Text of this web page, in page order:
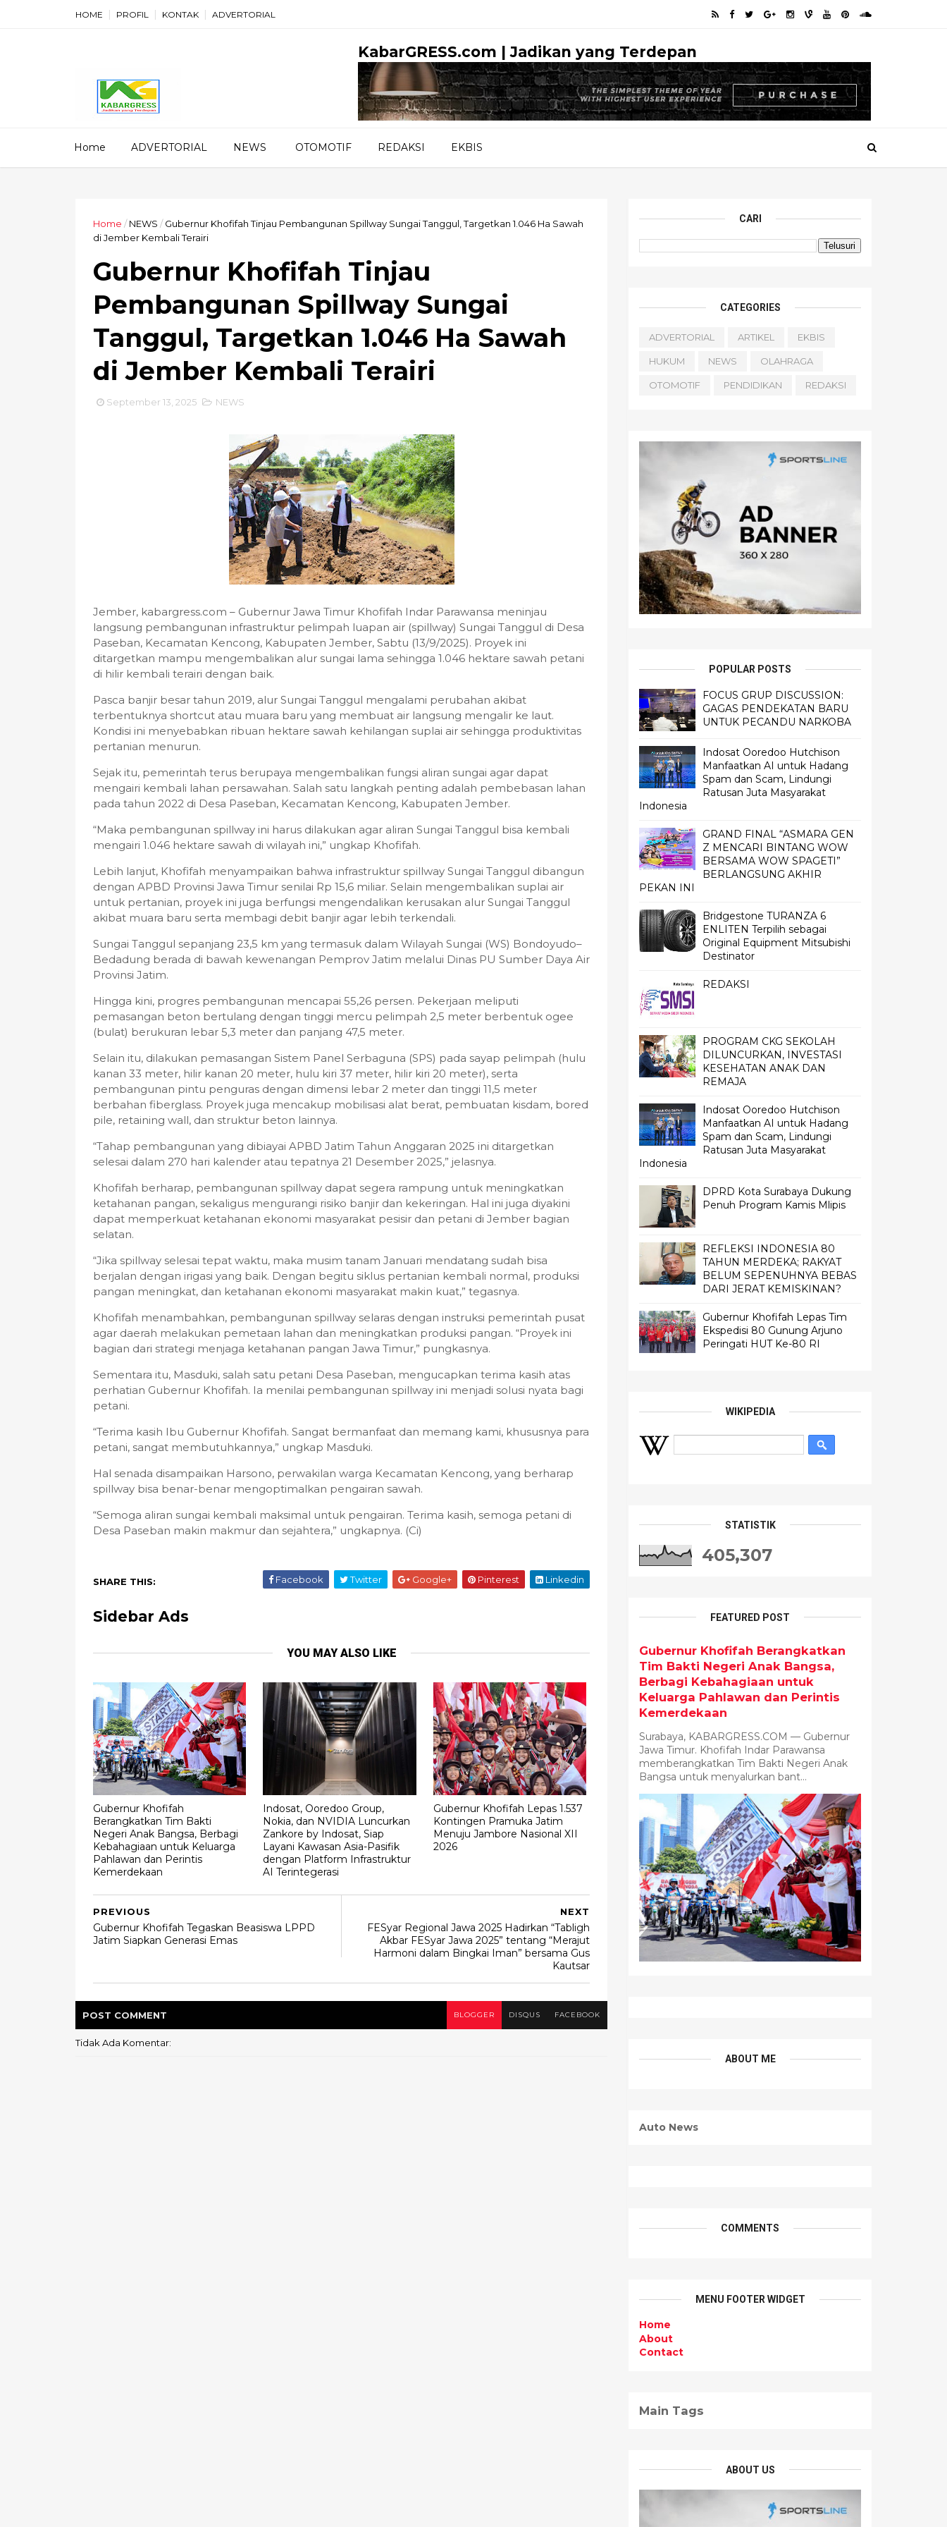
HOME PROFIL KONTAK ADVERTORIAL
KabarGRESS.com | Jadikan yang Terdepan
Home ADVERTORIAL NEWS OTOMOTIF REDAKSI EKBIS
Home / NEWS / Gubernur Khofifah Tinjau Pembangunan Spillway Sungai Tanggul, Targetkan 1.046 Ha Sawah
di Jember Kembali Terairi
Gubernur Khofifah Tinjau
Pembangunan Spillway Sungai
Tanggul, Targetkan 1.046 Ha Sawah
di Jember Kembali Terairi
September 13, 2025 NEWS
Jember, kabargress.com – Gubernur Jawa Timur Khofifah Indar Parawansa meninjau
langsung pembangunan infrastruktur pelimpah luapan air (spillway) Sungai Tanggul di Desa
Paseban, Kecamatan Kencong, Kabupaten Jember, Sabtu (13/9/2025). Proyek ini
ditargetkan mampu mengembalikan alur sungai lama sehingga 1.046 hektare sawah petani
di hilir kembali terairi dengan baik.
Pasca banjir besar tahun 2019, alur Sungai Tanggul mengalami perubahan akibat
terbentuknya shortcut atau muara baru yang membuat air langsung mengalir ke laut.
Kondisi ini menyebabkan ribuan hektare sawah kehilangan suplai air sehingga produktivitas
pertanian menurun.
Sejak itu, pemerintah terus berupaya mengembalikan fungsi aliran sungai agar dapat
mengairi kembali lahan persawahan. Salah satu langkah penting adalah pembebasan lahan
pada tahun 2022 di Desa Paseban, Kecamatan Kencong, Kabupaten Jember.
“Maka pembangunan spillway ini harus dilakukan agar aliran Sungai Tanggul bisa kembali
mengairi 1.046 hektare sawah di wilayah ini,” ungkap Khofifah.
Lebih lanjut, Khofifah menyampaikan bahwa infrastruktur spillway Sungai Tanggul dibangun
dengan APBD Provinsi Jawa Timur senilai Rp 15,6 miliar. Selain mengembalikan suplai air
untuk pertanian, proyek ini juga berfungsi mengendalikan kerusakan alur Sungai Tanggul
akibat muara baru serta membagi debit banjir agar lebih terkendali.
Sungai Tanggul sepanjang 23,5 km yang termasuk dalam Wilayah Sungai (WS) Bondoyudo–
Bedadung berada di bawah kewenangan Pemprov Jatim melalui Dinas PU Sumber Daya Air
Provinsi Jatim.
Hingga kini, progres pembangunan mencapai 55,26 persen. Pekerjaan meliputi
pemasangan beton bertulang dengan tinggi mercu pelimpah 2,5 meter berbentuk ogee
(bulat) berukuran lebar 5,3 meter dan panjang 47,5 meter.
Selain itu, dilakukan pemasangan Sistem Panel Serbaguna (SPS) pada sayap pelimpah (hulu
kanan 33 meter, hilir kanan 20 meter, hulu kiri 37 meter, hilir kiri 20 meter), serta
pembangunan pintu penguras dengan dimensi lebar 2 meter dan tinggi 11,5 meter
berbahan fiberglass. Proyek juga mencakup mobilisasi alat berat, pembuatan kisdam, bored
pile, retaining wall, dan struktur beton lainnya.
“Tahap pembangunan yang dibiayai APBD Jatim Tahun Anggaran 2025 ini ditargetkan
selesai dalam 270 hari kalender atau tepatnya 21 Desember 2025,” jelasnya.
Khofifah berharap, pembangunan spillway dapat segera rampung untuk meningkatkan
ketahanan pangan, sekaligus mengurangi risiko banjir dan kekeringan. Hal ini juga diyakini
dapat memperkuat ketahanan ekonomi masyarakat pesisir dan petani di Jember bagian
selatan.
“Jika spillway selesai tepat waktu, maka musim tanam Januari mendatang sudah bisa
berjalan dengan irigasi yang baik. Dengan begitu siklus pertanian kembali normal, produksi
pangan meningkat, dan ketahanan ekonomi masyarakat makin kuat,” tegasnya.
Khofifah menambahkan, pembangunan spillway selaras dengan instruksi pemerintah pusat
agar daerah melakukan pemetaan lahan dan meningkatkan produksi pangan. “Proyek ini
bagian dari strategi menjaga ketahanan pangan Jawa Timur,” pungkasnya.
Sementara itu, Masduki, salah satu petani Desa Paseban, mengucapkan terima kasih atas
perhatian Gubernur Khofifah. Ia menilai pembangunan spillway ini menjadi solusi nyata bagi
petani.
“Terima kasih Ibu Gubernur Khofifah. Sangat bermanfaat dan memang kami, khususnya para
petani, sangat membutuhkannya,” ungkap Masduki.
Hal senada disampaikan Harsono, perwakilan warga Kecamatan Kencong, yang berharap
spillway bisa benar-benar mengoptimalkan pengairan sawah.
“Semoga aliran sungai kembali maksimal untuk pengairan. Terima kasih, semoga petani di
Desa Paseban makin makmur dan sejahtera,” ungkapnya. (Ci)
SHARE THIS: Facebook Twitter Google+ Pinterest Linkedin
Sidebar Ads
YOU MAY ALSO LIKE
Gubernur Khofifah
Berangkatkan Tim Bakti
Negeri Anak Bangsa, Berbagi
Kebahagiaan untuk Keluarga
Pahlawan dan Perintis
Kemerdekaan
Indosat, Ooredoo Group,
Nokia, dan NVIDIA Luncurkan
Zankore by Indosat, Siap
Layani Kawasan Asia-Pasifik
dengan Platform Infrastruktur
AI Terintegerasi
Gubernur Khofifah Lepas 1.537
Kontingen Pramuka Jatim
Menuju Jambore Nasional XII
2026
NEXT
FESyar Regional Jawa 2025 Hadirkan “Tabligh
Akbar FESyar Jawa 2025” tentang “Merajut
Harmoni dalam Bingkai Iman” bersama Gus
Kautsar
PREVIOUS
Gubernur Khofifah Tegaskan Beasiswa LPPD
Jatim Siapkan Generasi Emas
POST COMMENT BLOGGER DISQUS FACEBOOK
Tidak Ada Komentar:
CARI
CATEGORIES
ADVERTORIAL ARTIKEL EKBIS
HUKUM NEWS OLAHRAGA
OTOMOTIF PENDIDIKAN REDAKSI
POPULAR POSTS
FOCUS GRUP DISCUSSION:
GAGAS PENDEKATAN BARU
UNTUK PECANDU NARKOBA
Indosat Ooredoo Hutchison
Manfaatkan AI untuk Hadang
Spam dan Scam, Lindungi
Ratusan Juta Masyarakat
Indonesia
GRAND FINAL “ASMARA GEN
Z MENCARI BINTANG WOW
BERSAMA WOW SPAGETI”
BERLANGSUNG AKHIR
PEKAN INI
Bridgestone TURANZA 6
ENLITEN Terpilih sebagai
Original Equipment Mitsubishi
Destinator
REDAKSI
PROGRAM CKG SEKOLAH
DILUNCURKAN, INVESTASI
KESEHATAN ANAK DAN
REMAJA
Indosat Ooredoo Hutchison
Manfaatkan AI untuk Hadang
Spam dan Scam, Lindungi
Ratusan Juta Masyarakat
Indonesia
DPRD Kota Surabaya Dukung
Penuh Program Kamis Mlipis
REFLEKSI INDONESIA 80
TAHUN MERDEKA; RAKYAT
BELUM SEPENUHNYA BEBAS
DARI JERAT KEMISKINAN?
Gubernur Khofifah Lepas Tim
Ekspedisi 80 Gunung Arjuno
Peringati HUT Ke-80 RI
WIKIPEDIA
STATISTIK
405,307
FEATURED POST
Gubernur Khofifah Berangkatkan
Tim Bakti Negeri Anak Bangsa,
Berbagi Kebahagiaan untuk
Keluarga Pahlawan dan Perintis
Kemerdekaan
Surabaya, KABARGRESS.COM — Gubernur
Jawa Timur. Khofifah Indar Parawansa
memberangkatkan Tim Bakti Negeri Anak
Bangsa untuk menyalurkan bant...
ABOUT ME
Auto News
COMMENTS
MENU FOOTER WIDGET
Home
About
Contact
Main Tags
ABOUT US